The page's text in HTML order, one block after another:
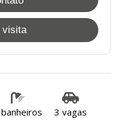
visita
3 vagas